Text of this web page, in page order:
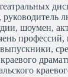
руководитель
шоумен,
профессий,